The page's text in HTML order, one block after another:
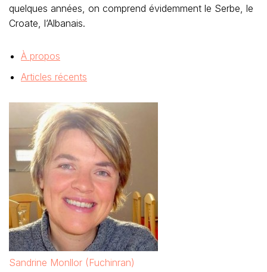
quelques années, on comprend évidemment le Serbe, le
Croate, l’Albanais.
À propos
Articles récents
Sandrine Monllor (Fuchinran)